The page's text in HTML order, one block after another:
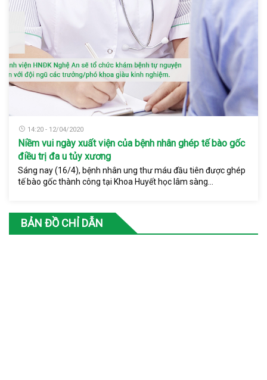
14:20 - 12/04/2020
Niềm vui ngày xuất viện của bệnh nhân ghép tế bào gốc
điều trị đa u tủy xương
Sáng nay (16/4), bệnh nhân ung thư máu đầu tiên được ghép
tế bào gốc thành công tại Khoa Huyết học lâm sàng...
BẢN ĐỒ CHỈ DẪN